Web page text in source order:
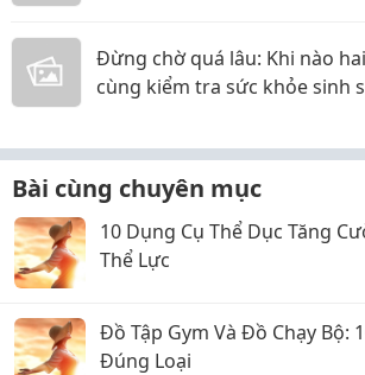
Đừng chờ quá lâu: Khi nào
cùng kiểm tra sức khỏe sinh
Bài cùng chuyên mục
10 Dụng Cụ Thể Dục Tăng
Thể Lực
Đồ Tập Gym Và Đồ Chạy Bộ:
Đúng Loại